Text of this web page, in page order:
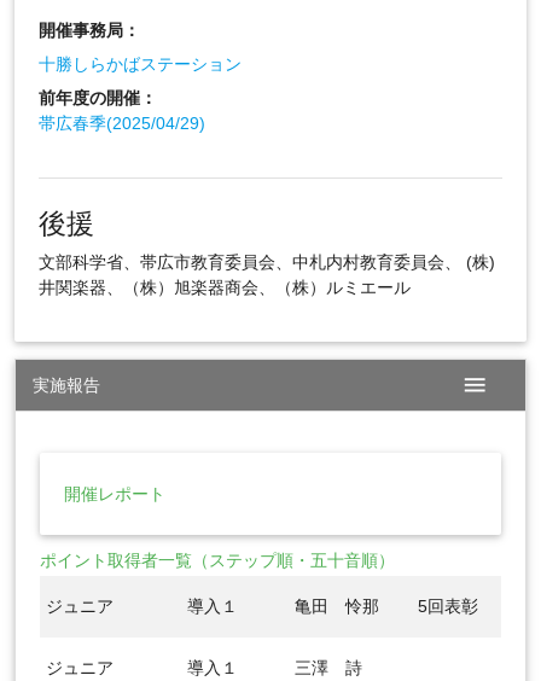
開催事務局：
十勝しらかばステーション
前年度の開催：
帯広春季(2025/04/29)
後援
文部科学省、帯広市教育委員会、中札内村教育委員会、 (株)
井関楽器、（株）旭楽器商会、（株）ルミエール
実施報告 menu
開催レポート
ポイント取得者一覧（ステップ順・五十音順）
ジュニア 導入１ 亀田 怜那 5回表彰
ジュニア 導入１ 三澤 詩